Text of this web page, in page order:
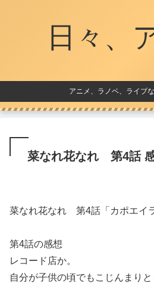
日々、
アニメ、ラノベ、ライブ
菜なれ花なれ 第4話
菜なれ花なれ 第4話「カポエイ
第4話の感想
レコード店か。
自分が子供の頃でもこじんまり